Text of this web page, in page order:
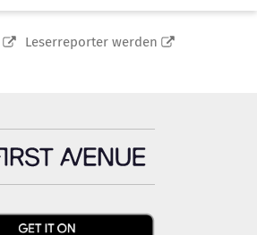
Leserreporter werden